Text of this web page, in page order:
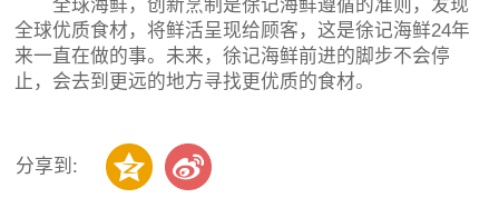
全球海鲜，创新烹制是徐记海鲜遵循的准则，发现
全球优质食材，将鲜活呈现给顾客，这是徐记海鲜24年
来一直在做的事。未来，徐记海鲜前进的脚步不会停
止，会去到更远的地方寻找更优质的食材。
分享到: